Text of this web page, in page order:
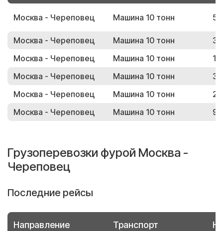
Москва - Череповец Машина 10 тонн
Москва - Череповец Машина 10 тонн
Москва - Череповец
Машина 10 тонн
Москва - Череповец
Машина 10 тонн
Москва - Череповец
Машина 10 тонн
Москва - Череповец
Машина 10 тонн
Грузоперевозки фурой Москва -
Череповец
Последние рейсы
Направление Транспорт